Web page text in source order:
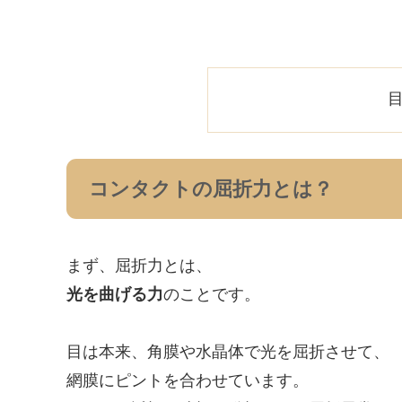
コンタクトの屈折力とは？
まず、屈折力とは、
光を曲げる力のことです。
目は本来、角膜や水晶体で光を屈折させて、
網膜にピントを合わせています。